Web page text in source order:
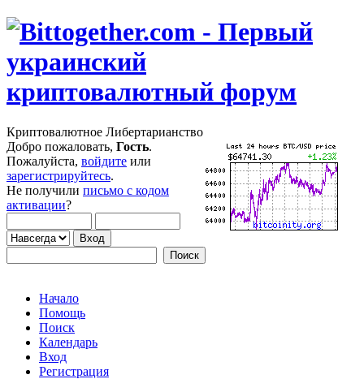
Криптовалютное Либертарианство
Добро пожаловать, Гость.
Пожалуйста, войдите или
зарегистрируйтесь.
Не получили письмо с кодом
активации?
Начало
Помощь
Поиск
Календарь
Вход
Регистрация